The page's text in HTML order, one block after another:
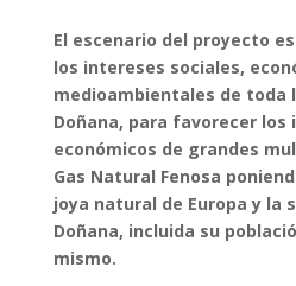
El escenario del proyecto
los intereses sociales,
medioambientales de toda
Doñana, para favorecer los
económicos de grandes
Gas Natural Fenosa
joya natural de Europa y la
Doñana, incluida su
mismo.